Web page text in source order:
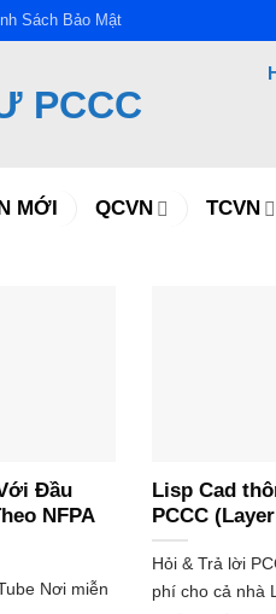
Sách Bảo Mật
MỚI QCVN TCVN
Đầu
NFPA
Nơi miễn
Lisp Cad
PCCC
Hỏi & Trả lời
phí cho cả nhà